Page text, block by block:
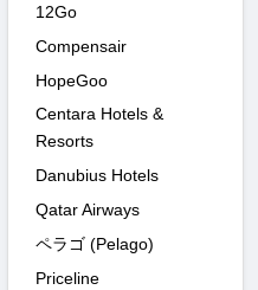
12Go
Compensair
HopeGoo
Centara Hotels &
Resorts
Danubius Hotels
Qatar Airways
ペラゴ (Pelago)
Priceline